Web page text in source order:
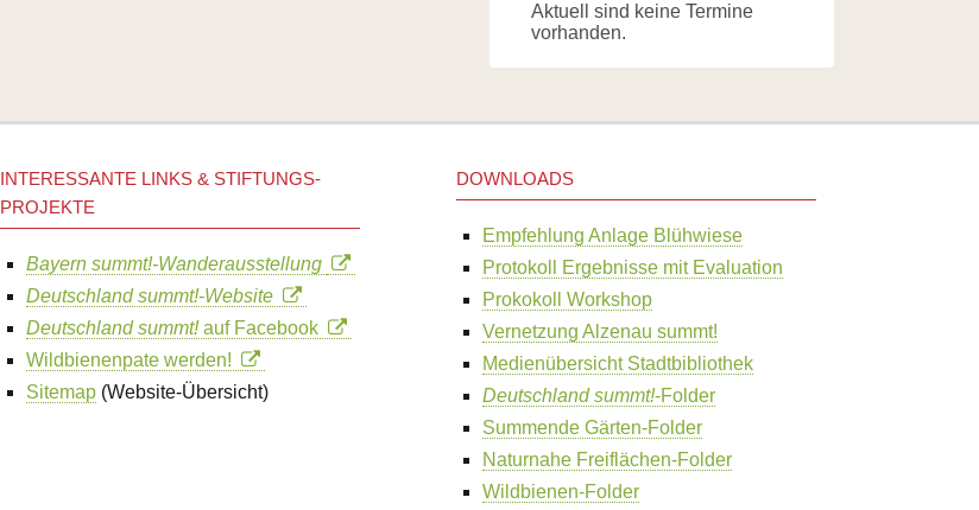
Aktuell sind keine Termine
vorhanden.
INTERESSANTE LINKS & STIFTUNGS-
PROJEKTE
Bayern summt!-Wanderausstellung
Deutschland summt!-Website
Deutschland summt!auf Facebook
Wildbienenpate werden!
Sitemap (Website-Übersicht)
DOWNLOADS
Empfehlung Anlage Blühwiese
Protokoll Ergebnisse mit Evaluation
Prokokoll Workshop
Vernetzung Alzenau summt!
Medienübersicht Stadtbibliothek
Deutschland summt!-Folder
Summende Gärten-Folder
Naturnahe Freiflächen-Folder
Wildbienen-Folder